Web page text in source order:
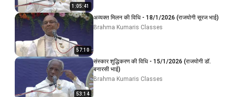
1:05:41
57:10
अव्यक्त मिलन की विधि - 18/1/2026 (राजयोगी सूरज भाई)
Brahma Kumaris Classes
53:14
संस्कार शुद्धिकरण की विधि - 15/1/2026 (राजयोगी डॉ.
बनारसी भाई)
Brahma Kumaris Classes